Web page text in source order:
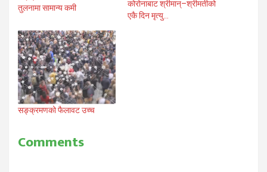
तुलनामा सामान्य कमी
कोरोनाबाट श्रीमान्–श्रीमतीको
एकै दिन मृत्यु…
सङ्क्रमणको फैलावट उच्च
Comments